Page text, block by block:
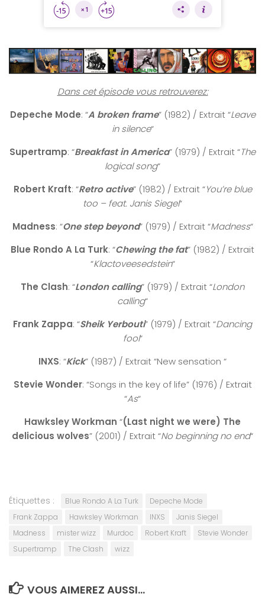
Dans cet épisode vous retrouverez:
Depeche Mode: “A broken frame” (1982) / Extrait “Leave
in silence“
Supertramp: “Breakfast in America” (1979) / Extrait “The
logical song“
Robert Kraft: “Retro active” (1982) / Extrait “You’re blue
too – feat. Janis Siegel“
Madness: “One step beyond” (1979) / Extrait “Madness“
Blue Rondo A La Turk: “Chewing the fat” (1982) / Extrait
“Klactoveesedstein“
The Clash: “London calling” (1979) / Extrait “London
calling“
Frank Zappa: “Sheik Yerbouti” (1979) / Extrait “Dancing
fool“
INXS: “Kick” (1987) / Extrait “New sensation “
Stevie Wonder: “Songs in the key of life” (1976) / Extrait
“As“
Hawksley Workman “(Last night we were) The
delicious wolves” (2001) / Extrait “No beginning no end“
Étiquettes : Blue Rondo A La Turk
Depeche Mode
Frank Zappa
Hawksley Workman INXS
Janis Siegel
Madness
mister wizz Murdoc Robert Kraft
Stevie Wonder
Supertramp
The Clash wizz
VOUS AIMEREZ AUSSI...